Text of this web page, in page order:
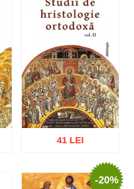
Adaugă în coș Wishlist
41 LEI
-20%